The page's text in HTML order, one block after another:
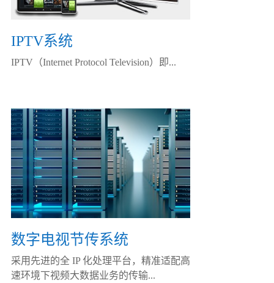
IPTV系统
IPTV（Internet Protocol Television）即...
数字电视节传系统
采用先进的全 IP 化处理平台，精准适配高
速环境下视频大数据业务的传输...